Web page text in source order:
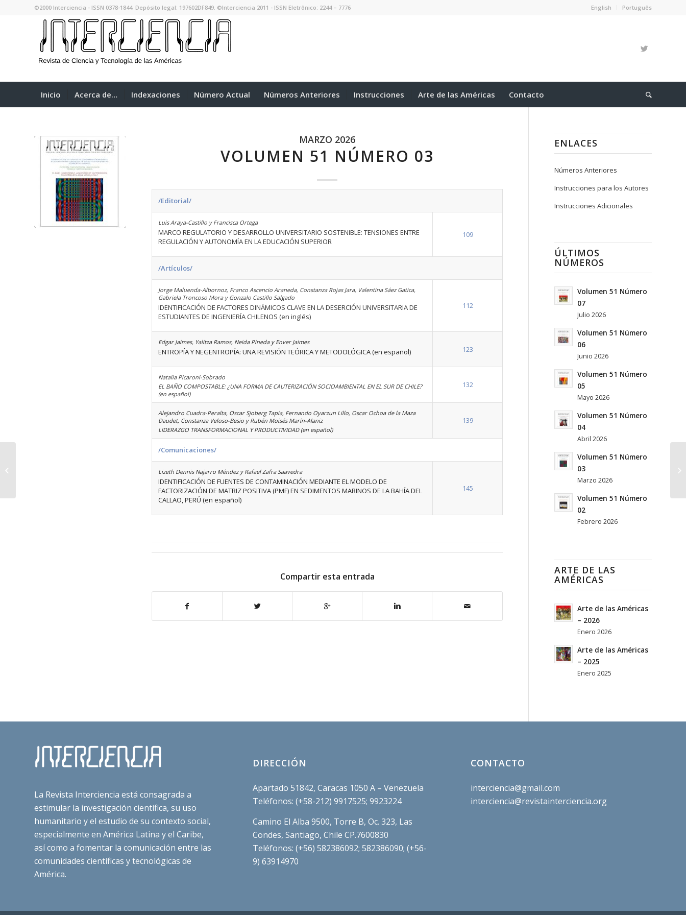
English Português
©2000 Interciencia - ISSN 0378-1844. Depósito legal: 197602DF849. ©Interciencia 2011 - ISSN Eletrônico: 2244 – 7776
Inicio Acerca de… Indexaciones Número Actual Números Anteriores Instrucciones Arte de las Américas Contacto
MARZO 2026
VOLUMEN 51 NÚMERO 03
/Editorial/
Luis Araya-Castillo y Francisca Ortega
MARCO REGULATORIO Y DESARROLLO UNIVERSITARIO SOSTENIBLE: TENSIONES ENTRE
REGULACIÓN Y AUTONOMÍA EN LA EDUCACIÓN SUPERIOR
109
/Artículos/
Jorge Maluenda-Albornoz, Franco Ascencio Araneda, Constanza Rojas Jara, Valentina Sáez Gatica,
Gabriela Troncoso Mora y Gonzalo Castillo Salgado
IDENTIFICACIÓN DE FACTORES DINÁMICOS CLAVE EN LA DESERCIÓN UNIVERSITARIA DE
ESTUDIANTES DE INGENIERÍA CHILENOS (en inglés)
112
Edgar Jaimes, Yalitza Ramos, Neida Pineda y Enver Jaimes
ENTROPÍA Y NEGENTROPÍA: UNA REVISIÓN TEÓRICA Y METODOLÓGICA (en español) 123
Natalia Picaroni-Sobrado
EL BAÑO COMPOSTABLE: ¿UNA FORMA DE CAUTERIZACIÓN SOCIOAMBIENTAL EN EL SUR DE CHILE?
(en español)
132
Alejandro Cuadra-Peralta, Oscar Sjoberg Tapia, Fernando Oyarzun Lillo, Oscar Ochoa de la Maza
Daudet, Constanza Veloso-Besio y Rubén Moisés Marín-Alaniz
LIDERAZGO TRANSFORMACIONAL Y PRODUCTIVIDAD (en español)
139
/Comunicaciones/
Lizeth Dennis Najarro Méndez y Rafael Zafra Saavedra
IDENTIFICACIÓN DE FUENTES DE CONTAMINACIÓN MEDIANTE EL MODELO DE
FACTORIZACIÓN DE MATRIZ POSITIVA (PMF) EN SEDIMENTOS MARINOS DE LA BAHÍA DEL
CALLAO, PERÚ (en español)
145
Compartir esta entrada
ENLACES
Números Anteriores
Instrucciones para los Autores
Instrucciones Adicionales
ÚLTIMOS
NÚMEROS
Volumen 51 Número
07
Julio 2026
Volumen 51 Número
06
Junio 2026
Volumen 51 Número
05
Mayo 2026
Volumen 51 Número
04
Abril 2026
Volumen 51 Número
03
Marzo 2026
Volumen 51 Número
02
Febrero 2026
ARTE DE LAS
AMÉRICAS
Arte de las Américas
– 2026
Enero 2026
Arte de las Américas
– 2025
Enero 2025
La Revista Interciencia está consagrada a
estimular la investigación científica, su uso
humanitario y el estudio de su contexto social,
especialmente en América Latina y el Caribe,
así como a fomentar la comunicación entre las
comunidades científicas y tecnológicas de
América.
DIRECCIÓN
Apartado 51842, Caracas 1050 A – Venezuela
Teléfonos: (+58-212) 9917525; 9923224
Camino El Alba 9500, Torre B, Oc. 323, Las
Condes, Santiago, Chile CP.7600830
Teléfonos: (+56) 582386092; 582386090; (+56-
9) 63914970
CONTACTO
interciencia@gmail.com
interciencia@revistainterciencia.org